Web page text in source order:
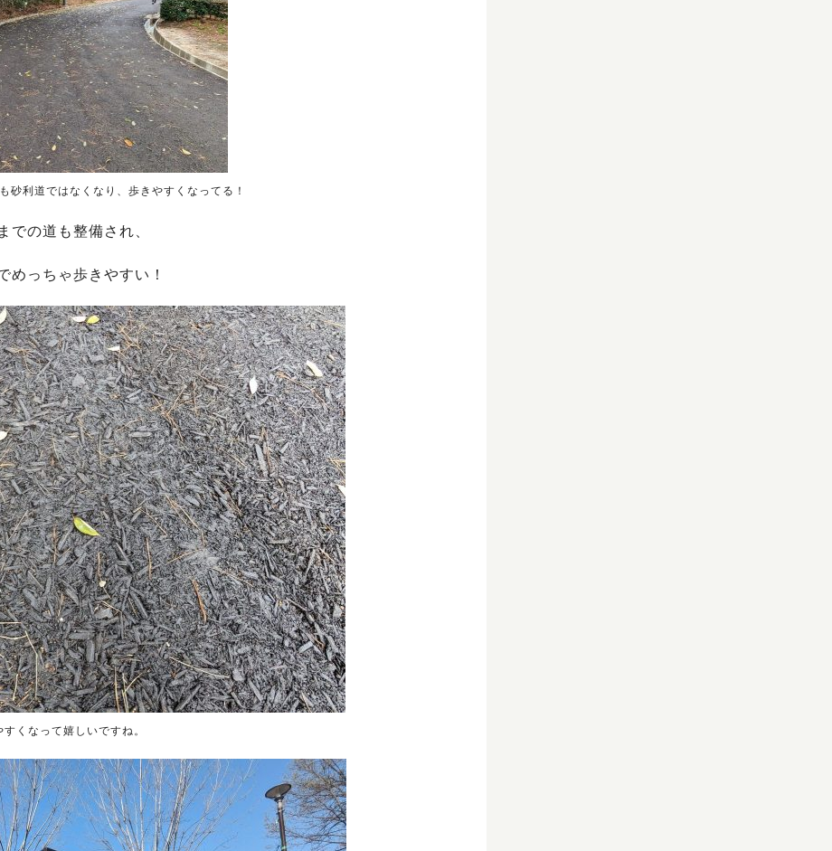
砂利道ではなくなり、歩きやすくなってる！
での道も整備され、
めっちゃ歩きやすい！
くなって嬉しいですね。